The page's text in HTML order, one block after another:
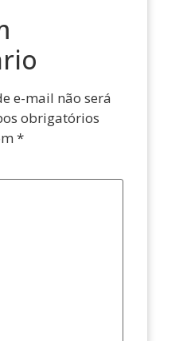
e-mail não será
obrigatórios
*